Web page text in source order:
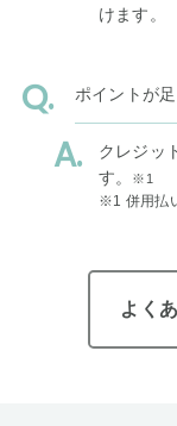
けます。
ポイントが
クレジッ
す。
※1
※1 併用払
よく